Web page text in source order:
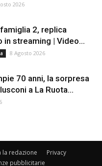
2026
2, replica
in streaming | Video...
8 Agosto 2026
70 anni, la sorpresa
a La Ruota...
la redazione
Privacy
pubblicitarie